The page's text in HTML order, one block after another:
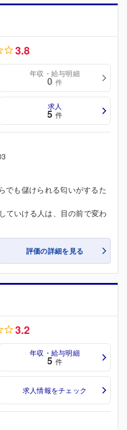
3.8
年収・給与明細
0 件
求人
5 件
でも儲けられる匂いがするた
ていける人は、目の前で変わ
評価の詳細を見る
3.2
年収・給与明細
5 件
求人情報をチェック